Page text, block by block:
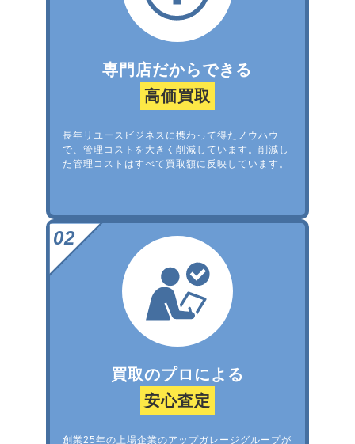
専門店だからできる
高価買取
長年リユースビジネスに携わって得たノウハウ
で、管理コストを大きく削減しています。削減し
た管理コストはすべて買取額に反映しています。
買取のプロによる
安心査定
創業25年の上場企業のアップガレージグループが